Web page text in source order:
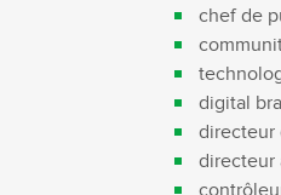
chef de
digital
directeur
directeur